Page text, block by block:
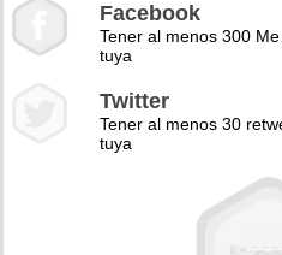
Facebook
Tener al menos 300
tuya
Twitter
Tener al menos 30
tuya